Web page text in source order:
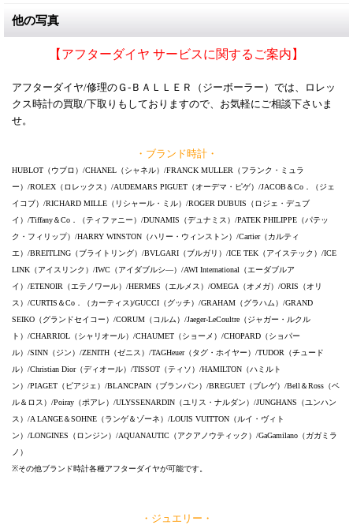
他の写真
【アフターダイヤ サービスに関するご案内】
アフターダイヤ/修理のＧ-ＢＡＬＬＥＲ（ジーボーラー）では、ロレッ
クス時計の買取/下取りもしておりますので、お気軽にご相談下さいま
せ。
・ブランド時計・
HUBLOT（ウブロ）/CHANEL（シャネル）/FRANCK MULLER（フランク・ミュラ
ー）/ROLEX（ロレックス）/AUDEMARS PIGUET（オーデマ・ピゲ）/JACOB＆Co．（ジェ
イコブ）/RICHARD MILLE（リシャール・ミル）/ROGER DUBUIS（ロジェ・デュブ
イ）/Tiffany＆Co．（ティファニー）/DUNAMIS（デュナミス）/PATEK PHILIPPE（パテッ
ク・フィリップ）/HARRY WINSTON（ハリー・ウィンストン）/Cartier（カルティ
エ）/BREITLING（ブライトリング）/BVLGARI（ブルガリ）/ICE TEK（アイステック）/ICE
LINK（アイスリンク）/IWC（アイダブルシ―）/AWI International（エーダブルア
イ）/ETENOIR（エテノワール）/HERMES（エルメス）/OMEGA（オメガ）/ORIS（オリ
ス）/CURTIS＆Co．（カーティス)/GUCCI（グッチ）/GRAHAM（グラハム）/GRAND
SEIKO（グランドセイコー）/CORUM（コルム）/Jaeger-LeCoultre（ジャガー・ルクル
ト）/CHARRIOL（シャリオール）/CHAUMET（ショーメ）/CHOPARD（ショパー
ル）/SINN（ジン）/ZENITH（ゼニス）/TAGHeuer（タグ・ホイヤー）/TUDOR（チュード
ル）/Christian Dior（ディオール）/TISSOT（ティソ）/HAMILTON（ハミルト
ン）/PIAGET（ピアジェ）/BLANCPAIN（ブランパン）/BREGUET（ブレゲ）/Bell＆Ross（ベ
ル＆ロス）/Poiray（ポアレ）/ULYSSENARDIN（ユリス・ナルダン）/JUNGHANS（ユンハン
ス）/A LANGE＆SOHNE（ランゲ＆ゾーネ）/LOUIS VUITTON（ルイ・ヴィト
ン）/LONGINES（ロンジン）/AQUANAUTIC（アクアノウティック）/GaGamilano（ガガミラ
ノ）
※その他ブランド時計各種アフターダイヤが可能です。
・ジュエリー・